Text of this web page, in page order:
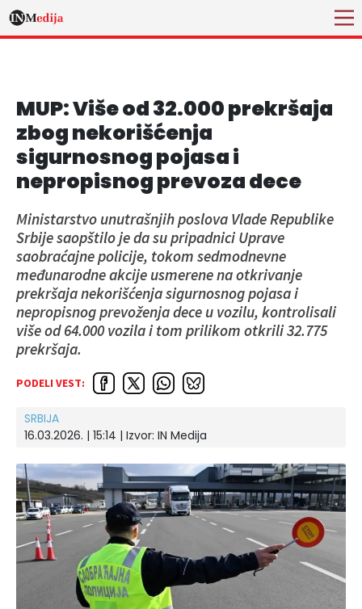
MUP: Više od 32.000 prekršaja
zbog nekorišćenja
sigurnosnog pojasa i
nepropisnog prevoza dece
Ministarstvo unutrašnjih poslova Vlade Republike
Srbije saopštilo je da su pripadnici Uprave
saobraćajne policije, tokom sedmodnevne
međunarodne akcije usmerene na otkrivanje
prekršaja nekorišćenja sigurnosnog pojasa i
nepropisnog prevoženja dece u vozilu, kontrolisali
više od 64.000 vozila i tom prilikom otkrili 32.775
prekršaja.
PODELI VEST:
SRBIJA
16.03.2026. | 15:14 | Izvor: IN Medija